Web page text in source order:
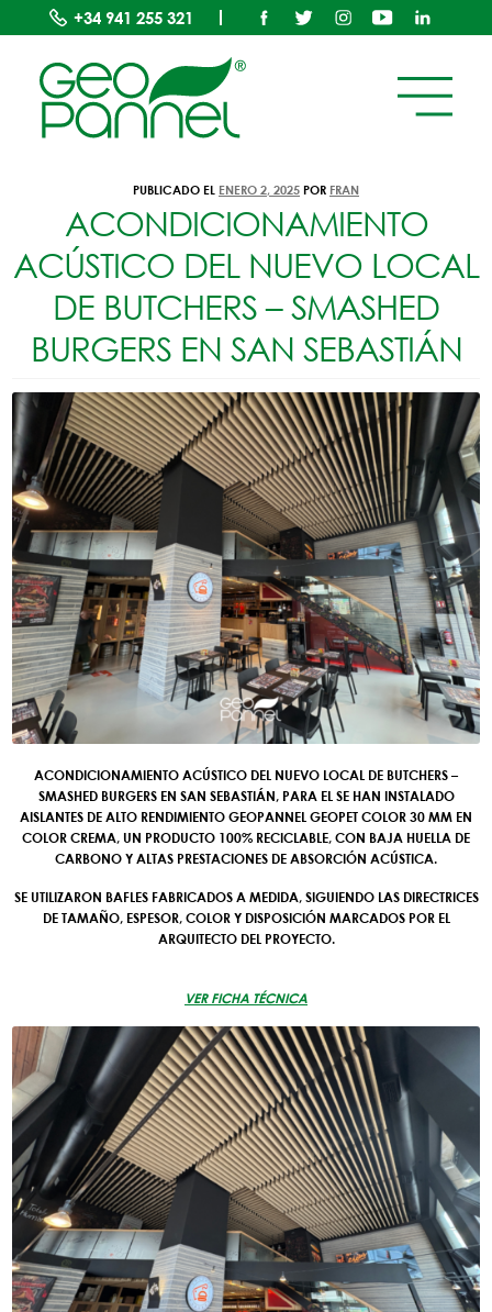
+34 941 255 321
PUBLICADO EL ENERO 2, 2025 POR FRAN
ACONDICIONAMIENTO
ACÚSTICO DEL NUEVO LOCAL
DE BUTCHERS – SMASHED
BURGERS EN SAN SEBASTIÁN
ACONDICIONAMIENTO ACÚSTICO DEL NUEVO LOCAL DE BUTCHERS –
SMASHED BURGERS EN SAN SEBASTIÁN, PARA EL SE HAN INSTALADO
AISLANTES DE ALTO RENDIMIENTO GEOPANNEL GEOPET COLOR 30 MM EN
COLOR CREMA, UN PRODUCTO 100% RECICLABLE, CON BAJA HUELLA DE
CARBONO Y ALTAS PRESTACIONES DE ABSORCIÓN ACÚSTICA.
SE UTILIZARON BAFLES FABRICADOS A MEDIDA, SIGUIENDO LAS DIRECTRICES
DE TAMAÑO, ESPESOR, COLOR Y DISPOSICIÓN MARCADOS POR EL
ARQUITECTO DEL PROYECTO.
VER FICHA TÉCNICA